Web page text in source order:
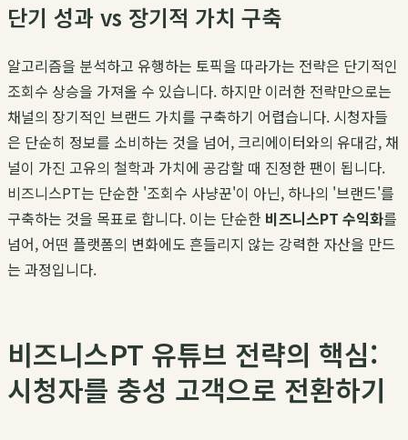
단기 성과 vs 장기적 가치 구축
알고리즘을 분석하고 유행하는 토픽을 따라가는 전략은 단기적인
조회수 상승을 가져올 수 있습니다. 하지만 이러한 전략만으로는
채널의 장기적인 브랜드 가치를 구축하기 어렵습니다. 시청자들
은 단순히 정보를 소비하는 것을 넘어, 크리에이터와의 유대감, 채
널이 가진 고유의 철학과 가치에 공감할 때 진정한 팬이 됩니다.
비즈니스PT는 단순한 '조회수 사냥꾼'이 아닌, 하나의 '브랜드'를
구축하는 것을 목표로 합니다. 이는 단순한 비즈니스PT 수익화를
넘어, 어떤 플랫폼의 변화에도 흔들리지 않는 강력한 자산을 만드
는 과정입니다.
비즈니스PT 유튜브 전략의 핵심:
시청자를 충성 고객으로 전환하기